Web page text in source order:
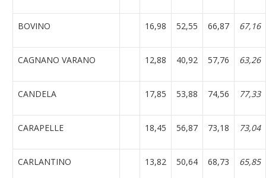
BOVINO 16,98 52,55 66,87 67,16
CAGNANO VARANO 12,88 40,92 57,76 63,26
CANDELA 17,85 53,88 74,56 77,33
CARAPELLE 18,45 56,87 73,18 73,04
CARLANTINO 13,82 50,64 68,73 65,85